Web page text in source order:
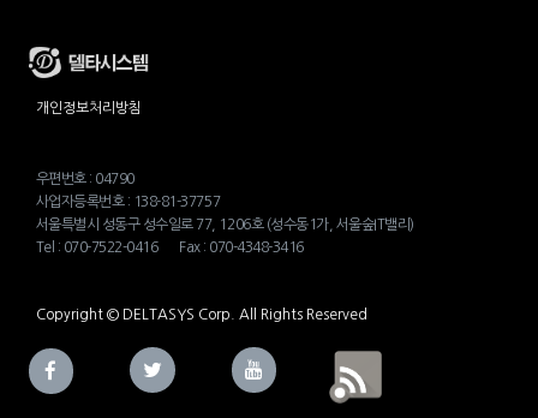
개인정보처리방침
우편번호 : 04790
사업자등록번호 : 138-81-37757
서울특별시 성동구 성수일로 77, 1206호 (성수동1가, 서울숲IT밸리)
Tel : 070-7522-0416 Fax : 070-4348-3416
Copyright © DELTASYS Corp. All Rights Reserved